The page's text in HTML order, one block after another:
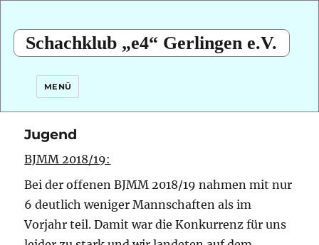
Schachklub „e4“ Gerlingen e.V.
MENÜ
Jugend
BJMM 2018/19:
Bei der offenen BJMM 2018/19 nahmen mit nur
6 deutlich weniger Mannschaften als im
Vorjahr teil. Damit war die Konkurrenz für uns